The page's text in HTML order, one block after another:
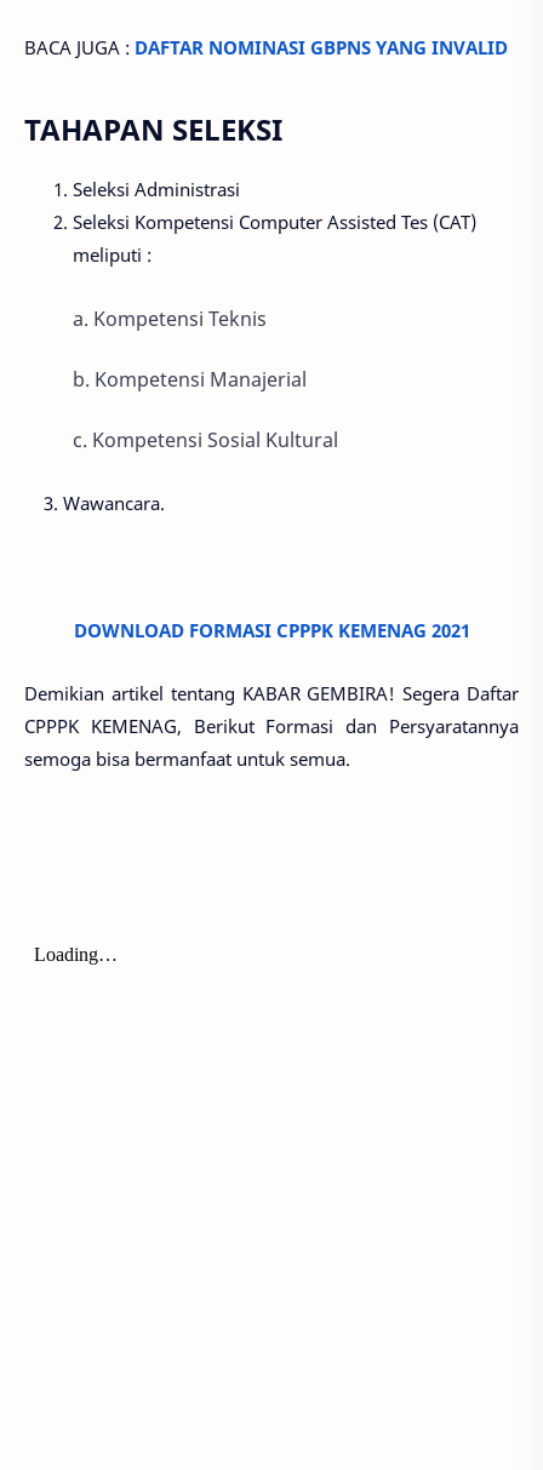
BACA JUGA : DAFTAR NOMINASI GBPNS YANG INVALID
TAHAPAN SELEKSI
Seleksi Administrasi
Seleksi Kompetensi Computer Assisted Tes (CAT)
meliputi :
a. Kompetensi Teknis
b. Kompetensi Manajerial
c. Kompetensi Sosial Kultural
3. Wawancara.
DOWNLOAD FORMASI CPPPK KEMENAG 2021
Demikian artikel tentang KABAR GEMBIRA! Segera Daftar
CPPPK KEMENAG, Berikut Formasi dan Persyaratannya
semoga bisa bermanfaat untuk semua.